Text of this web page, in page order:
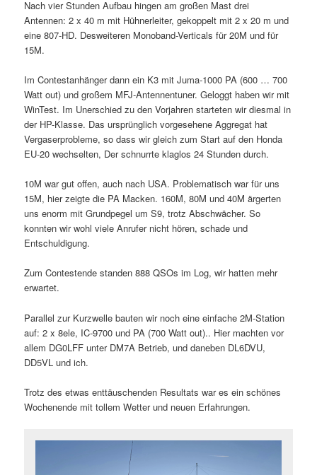
Nach vier Stunden Aufbau hingen am großen Mast drei
Antennen: 2 x 40 m mit Hühnerleiter, gekoppelt mit 2 x 20 m und
eine 807-HD. Desweiteren Monoband-Verticals für 20M und für
15M.
Im Contestanhänger dann ein K3 mit Juma-1000 PA (600 … 700
Watt out) und großem MFJ-Antennentuner. Geloggt haben wir mit
WinTest. Im Unerschied zu den Vorjahren starteten wir diesmal in
der HP-Klasse. Das ursprünglich vorgesehene Aggregat hat
Vergaserprobleme, so dass wir gleich zum Start auf den Honda
EU-20 wechselten, Der schnurrte klaglos 24 Stunden durch.
10M war gut offen, auch nach USA. Problematisch war für uns
15M, hier zeigte die PA Macken. 160M, 80M und 40M ärgerten
uns enorm mit Grundpegel um S9, trotz Abschwächer. So
konnten wir wohl viele Anrufer nicht hören, schade und
Entschuldigung.
Zum Contestende standen 888 QSOs im Log, wir hatten mehr
erwartet.
Parallel zur Kurzwelle bauten wir noch eine einfache 2M-Station
auf: 2 x 8ele, IC-9700 und PA (700 Watt out).. Hier machten vor
allem DG0LFF unter DM7A Betrieb, und daneben DL6DVU,
DD5VL und ich.
Trotz des etwas enttäuschenden Resultats war es ein schönes
Wochenende mit tollem Wetter und neuen Erfahrungen.